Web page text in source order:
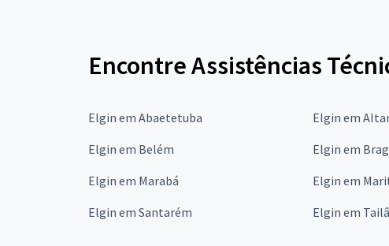
Encontre Assistências
Elgin em Abaetetuba Elgin em
Elgin em Belém
Elgin em
Elgin em Marabá
Elgin em
Elgin em Santarém
Elgin em